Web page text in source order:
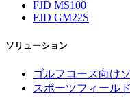
FJD MS100
FJD GM22S
ソリューション
ゴルフコース向け
スポーツフィール